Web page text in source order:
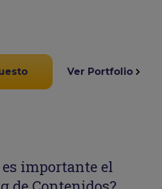
Ver Portfolio
es importante el